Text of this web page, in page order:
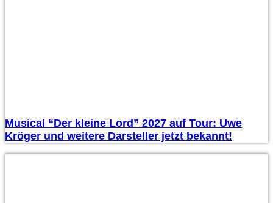
Musical “Der kleine Lord” 2027 auf Tour: Uwe
Kröger und weitere Darsteller jetzt bekannt!